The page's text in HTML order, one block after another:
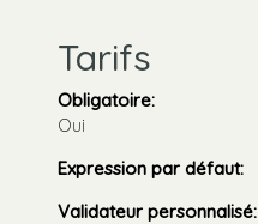
Tarifs
Obligatoire:
Oui
Expression par défaut:
Validateur personnalisé: